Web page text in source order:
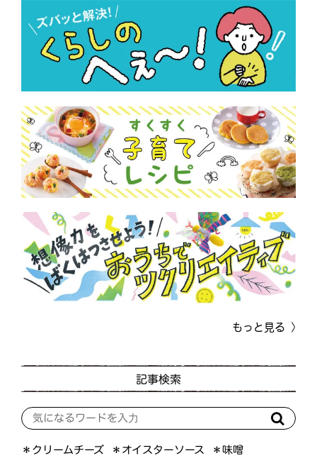
もっと見る
記事検索
＊クリームチーズ ＊オイスターソース ＊味噌